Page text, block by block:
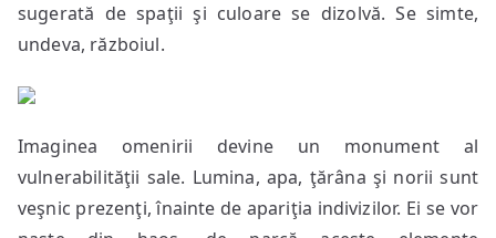
sugerată de spaţii şi culoare se dizolvă. Se simte,
undeva, războiul.
Imaginea omenirii devine un monument al
vulnerabilităţii sale. Lumina, apa, ţărâna şi norii sunt
veşnic prezenţi, înainte de apariţia indivizilor. Ei se vor